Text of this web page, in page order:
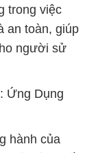
trong việc
an toàn, giúp
người sử
Ứng Dụng
hành của